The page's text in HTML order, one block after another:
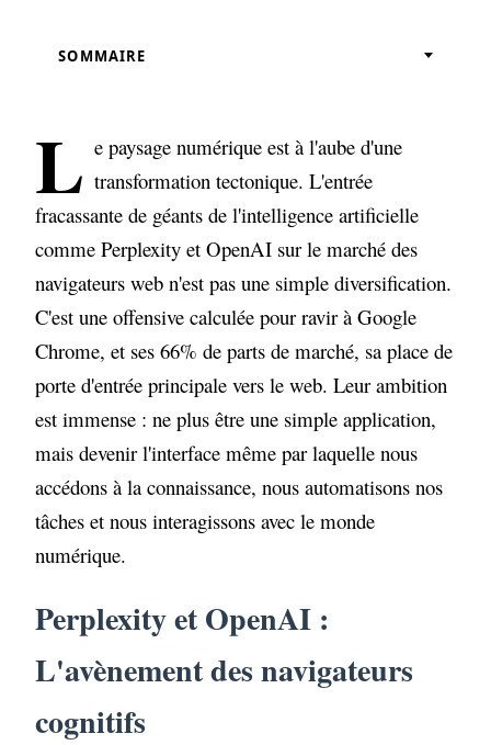
SOMMAIRE
De la navigation à la cognition : Ce que
ces navigateurs changent vraiment
Le véritable objectif : Contrôle, données
et indépendance
La riposte de Google : Investissements
massifs et intégration de l'IA
L'impact pour les marques et le SEO :
S'adapter ou disparaître
Sources de référence
L e paysage numérique est à l'aube d'une
transformation tectonique. L'entrée
fracassante de géants de l'intelligence artificielle
comme Perplexity et OpenAI sur le marché des
navigateurs web n'est pas une simple diversification.
C'est une offensive calculée pour ravir à Google
Chrome, et ses 66% de parts de marché, sa place de
porte d'entrée principale vers le web. Leur ambition
est immense : ne plus être une simple application,
mais devenir l'interface même par laquelle nous
accédons à la connaissance, nous automatisons nos
tâches et nous interagissons avec le monde
numérique.
Perplexity et OpenAI :
L'avènement des navigateurs
cognitifs